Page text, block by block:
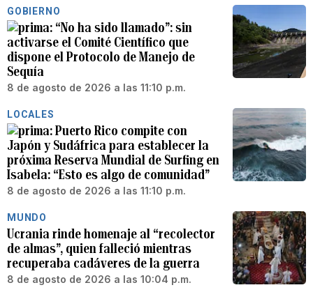
GOBIERNO
“No ha sido llamado”: sin
activarse el Comité Científico que
dispone el Protocolo de Manejo de
Sequía
8 de agosto de 2026 a las 11:10 p.m.
LOCALES
Puerto Rico compite con
Japón y Sudáfrica para establecer la
próxima Reserva Mundial de Surfing en
Isabela: “Esto es algo de comunidad”
8 de agosto de 2026 a las 11:10 p.m.
MUNDO
Ucrania rinde homenaje al “recolector
de almas”, quien falleció mientras
recuperaba cadáveres de la guerra
8 de agosto de 2026 a las 10:04 p.m.